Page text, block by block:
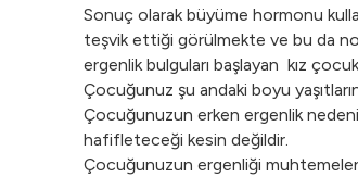
Sonuç olarak büyüme hormonu
teşvik ettiği görülmekte ve bu da
ergenlik bulguları başlayan kız
Çocuğunuz şu andaki boyu
Çocuğunuzun erken ergenlik
hafifleteceği kesin değildir.
Çocuğunuzun ergenliği